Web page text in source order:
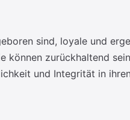
sind, loyale und
können zurückhaltend
und Integrität in